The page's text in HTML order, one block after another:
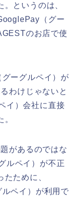
というのは、
（グー
のお店で使
ーグルペイ）が
わけじゃないと
イ）会社に直接
があるのではな
ルペイ）が不正
ために、
ペイ）が利用で